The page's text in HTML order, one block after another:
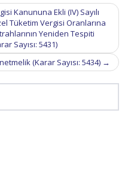
Kanununa Ekli (IV) Sayılı
Tüketim Vergisi Oranlarına
Yeniden Tespiti
Sayısı: 5431)
(Karar Sayısı: 5434) →